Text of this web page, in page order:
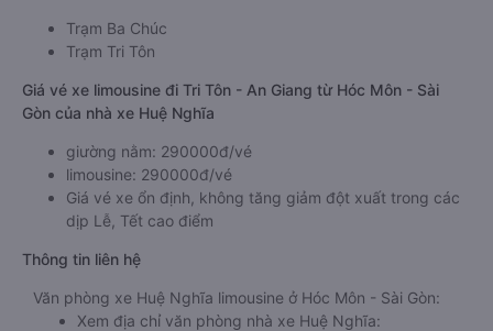
Trạm Ba Chúc
Trạm Tri Tôn
Giá vé xe limousine đi Tri Tôn - An Giang từ Hóc Môn - Sài
Gòn của nhà xe Huệ Nghĩa
giường nằm: 290000đ/vé
limousine: 290000đ/vé
Giá vé xe ổn định, không tăng giảm đột xuất trong các
dịp Lễ, Tết cao điểm
Thông tin liên hệ
Văn phòng xe Huệ Nghĩa limousine ở Hóc Môn - Sài Gòn:
Xem địa chỉ văn phòng nhà xe Huệ Nghĩa: